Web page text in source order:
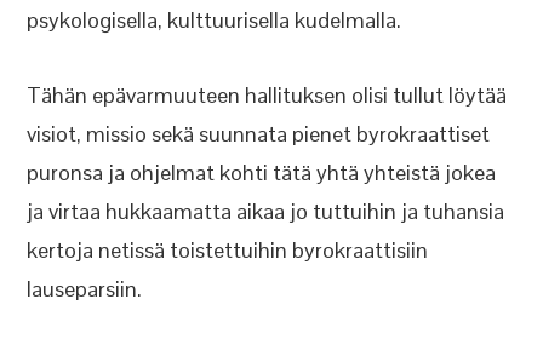
psykologisella, kulttuurisella kudelmalla.
Tähän epävarmuuteen hallituksen olisi tullut löytää
visiot, missio sekä suunnata pienet byrokraattiset
puronsa ja ohjelmat kohti tätä yhtä yhteistä jokea
ja virtaa hukkaamatta aikaa jo tuttuihin ja tuhansia
kertoja netissä toistettuihin byrokraattisiin
lauseparsiin.